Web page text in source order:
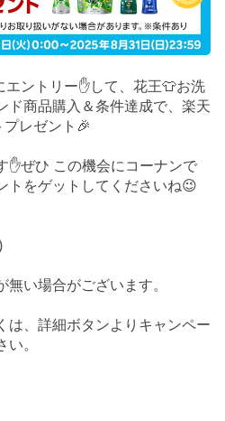
エントリー✋して、花王👕お洗
ド商品購入＆条件達成で、楽天
レゼント🎉
✋ぜひ この機会にコーナンで
トをゲットしてくださいね😉
い場合がございます。
は、詳細ボタンよりキャンペー
。